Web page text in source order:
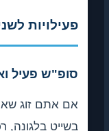
פעילויות
סופ"ש פעיל
אם אתם זוג
בשייט בלגונה,